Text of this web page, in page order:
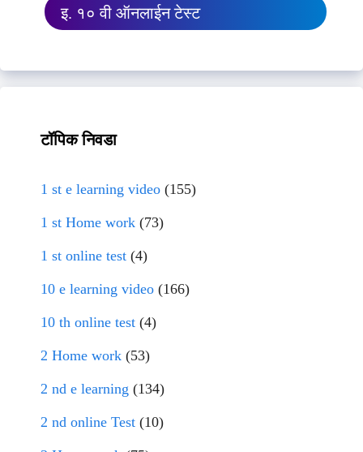
इ. १० वी ऑनलाईन टेस्ट
टॉपिक निवडा
1 st e learning video (155)
1 st Home work (73)
1 st online test (4)
10 e learning video (166)
10 th online test (4)
2 Home work (53)
2 nd e learning (134)
2 nd online Test (10)